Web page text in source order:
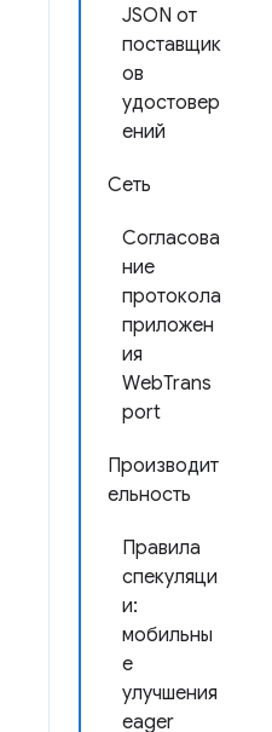
JSON от
поставщик
ов
удостовер
ений
Сеть
Согласова
ние
протокола
приложен
ия
WebTrans
port
Производит
ельность
Правила
спекуляци
и:
мобильны
е
улучшения
eager